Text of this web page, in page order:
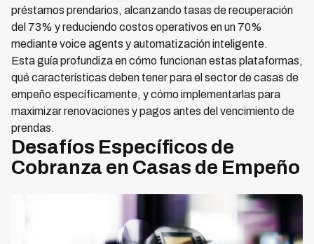
préstamos prendarios, alcanzando tasas de recuperación
del 73% y reduciendo costos operativos en un 70%
mediante voice agents y automatización inteligente.
Esta guía profundiza en cómo funcionan estas plataformas,
qué características deben tener para el sector de casas de
empeño específicamente, y cómo implementarlas para
maximizar renovaciones y pagos antes del vencimiento de
prendas.
Desafíos Específicos de
Cobranza en Casas de Empeño